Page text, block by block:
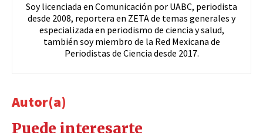
Soy licenciada en Comunicación por UABC, periodista
desde 2008, reportera en ZETA de temas generales y
especializada en periodismo de ciencia y salud,
también soy miembro de la Red Mexicana de
Periodistas de Ciencia desde 2017.
Autor(a)
Puede interesarte